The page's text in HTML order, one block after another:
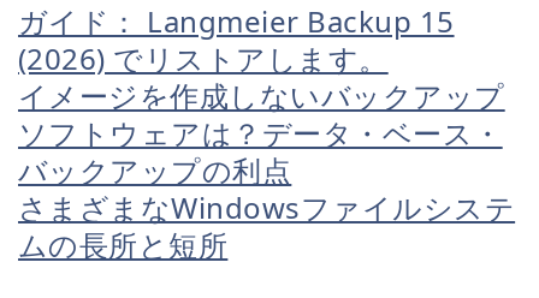
ガイド： Langmeier Backup 15
(2026) でリストアします。
イメージを作成しないバックアップ
ソフトウェアは？データ・ベース・
バックアップの利点
さまざまなWindowsファイルシステ
ムの長所と短所